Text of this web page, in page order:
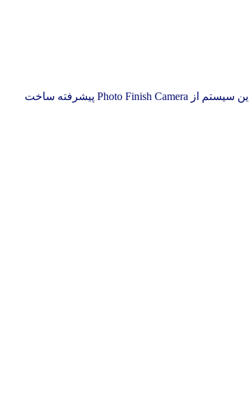
با تلاش شبانه روزی متخصصان شرکت رسااندیشان نمونه پیشرفته سیستم فوتوفینیش در فروردین ماه 1402 طراحی و در آبان ماه 1402 ساخته شد. در این سیستم از Photo Finish Camera پیشرفته ساخت